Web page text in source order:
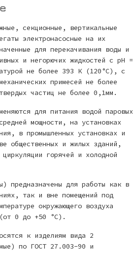
секционные, вертикальные
электронасосные на их
для перекачивания воды и
и негорючих жидкостей с рН =
не более 393 К (120°С), с
примесей не более
частиц не более 0,1мм.
для питания водой паровых
мощности, на установках
в промышленных установках и
общественных и жилых зданий,
горячей и холодной
предназначены для работы как в
так и вне помещений под
окружающего воздуха
0 до +50 °С).
к изделиям вида 2
по ГОСТ 27.003-90 и